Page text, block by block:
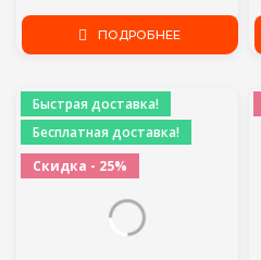
Indesit EWSB 5085 BK (CIS),
белый
ПОДРОБНЕЕ
Быстрая доставка!
Бесплатная доставка!
Скидка - 25%